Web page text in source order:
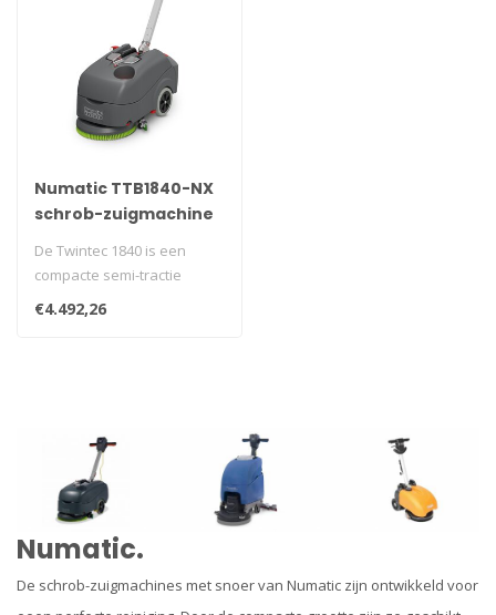
Numatic TTB1840-NX
schrob-zuigmachine
batterij
De Twintec 1840 is een
compacte semi-tractie
schrobzuigmachine
uitgerust met een..
€4.492,26
Numatic.
De schrob-zuigmachines met snoer van Numatic zijn ontwikkeld voor